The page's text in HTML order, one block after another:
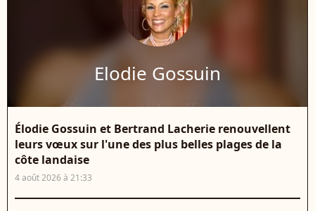
Elodie Gossuin
Élodie Gossuin et Bertrand Lacherie renouvellent
leurs vœux sur l'une des plus belles plages de la
côte landaise
4 août 2026 à 21:33